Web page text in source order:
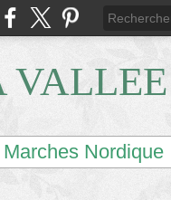
Marches Nordique